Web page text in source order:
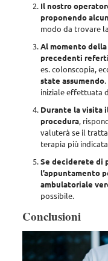
Il nostro
proponendo
modo da trovare
Al momento
precedenti
es. colonscopia,
state assumendo
iniziale effettuata
Durante la visita
procedura,
valuterà se il
terapia più
Se deciderete di
l’appuntamento
ambulatoriale
possibile.
Conclusioni